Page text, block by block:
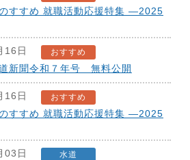
すすめ 就職活動応援特集 ―2025
16日 おすすめ
新聞令和７年号 無料公開
16日 おすすめ
すすめ 就職活動応援特集 ―2025
03日 水道